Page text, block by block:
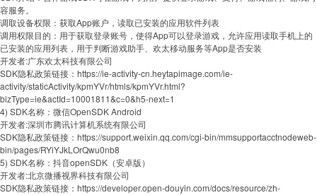
容服务。
调取设备权限：获取App账户，读取已安装的应用软件列表
调用权限目的：用于获取登录账号，使得App可以登录游戏，允许应用读取手机上的
已安装的应用列表，用于判断游戏助手、欢太移动服务等App是否安装
开发者:广东欢太科技有限公司
SDK隐私政策链接：https://ie-activity-cn.heytapimage.com/ie-
activity/staticActivity/kpmYVr/htmls/kpmYVr.html?
bizType=ie&actId=10001811&c=0&h5-next=1
4) SDK名称：微信OpenSDK Android
开发者:深圳市腾讯计算机系统有限公司
SDK隐私政策链接：https://support.weixin.qq.com/cgi-bin/mmsupportacctnodeweb-
bin/pages/RYiYJkLOrQwu0nb8
5) SDK名称：抖音openSDK（安卓版）
开发者:北京微播视界科技有限公司
SDK隐私政策链接：https://developer.open-douyin.com/docs/resource/zh-